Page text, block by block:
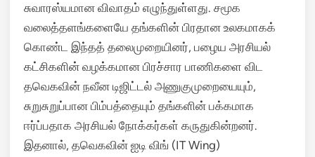
சுவாரஸ்யமான விவாதம் எழுந்துள்ளது. சமூக
வலைத்தளங்களையே தங்களின் பிரதான உலகமாகக்
கொண்ட இந்தத் தலைமுறையினர், பழைய அரசியல்
கட்சிகளின் வழக்கமான பிரச்சார பாணிகளை விட
தவெகவின் நவீன டிஜிட்டல் அணுகுமுறையையும்,
சுறுசுறுப்பான பிம்பத்தையும் தங்களின் பக்கமாக
ஈர்ப்பதாக அரசியல் நோக்கர்கள் கருதுகின்றனர்.
இதனால், தவெகவின் ஐடி விங் (IT Wing)